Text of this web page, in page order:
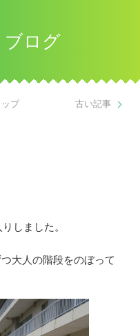
ブログ
古い記事
プ
しました。
大人の階段をのぼって